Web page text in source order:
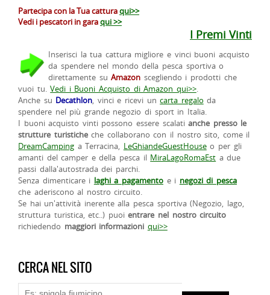
Partecipa con la Tua catturaqui>>
Vedi i pescatori in garaqui >>
I Premi Vinti
Inserisci la tua cattura migliore e vinci buoni acquisto
da spendere nel mondo della pesca sportiva o
direttamente suAmazon scegliendo i prodotti che
vuoi tu.Vedi i Buoni Acquisto di Amazon qui>>.
Anche su Decathlon, vinci e ricevi uncarta regalo da
spendere nel più grande negozio di sport in Italia.
I buoni acquisto vinti possono essere scalatianche presso le
strutture turisticheche collaborano con il nostro sito, come il
DreamCamping a Terracina, LeGhiandeGuestHouseo per gli
amanti del camper e della pesca il MiraLagoRomaEst a due
passi dalla'autostrada dei parchi.
Senza dimenticare i laghi a pagamento e i negozi di pesca
che aderiscono al nostro circuito.
Se hai un'attività inerente alla pesca sportiva (Negozio, lago,
struttura turistica, etc..) puoientrare nel nostro circuito
richiedendo maggiori informazioni qui>>
CERCA NEL SITO